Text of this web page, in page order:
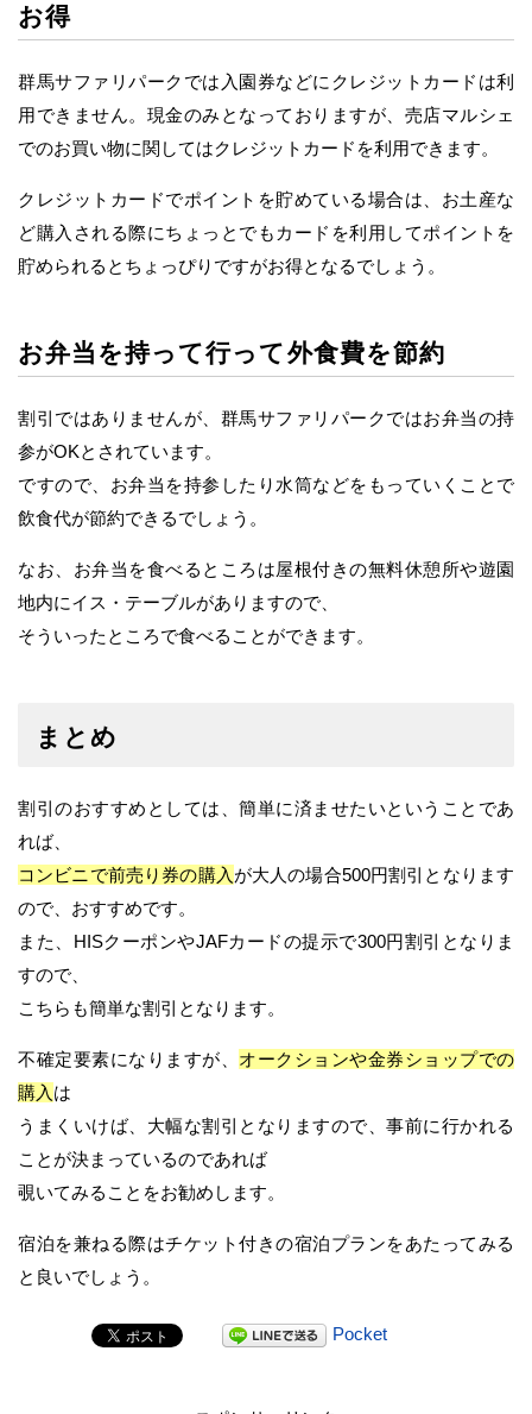
お得
群馬サファリパークでは入園券などにクレジットカードは利
用できません。現金のみとなっておりますが、売店マルシェ
でのお買い物に関してはクレジットカードを利用できます。
クレジットカードでポイントを貯めている場合は、お土産な
ど購入される際にちょっとでもカードを利用してポイントを
貯められるとちょっぴりですがお得となるでしょう。
お弁当を持って行って外食費を節約
割引ではありませんが、群馬サファリパークではお弁当の持
参がOKとされています。
ですので、お弁当を持参したり水筒などをもっていくことで
飲食代が節約できるでしょう。
なお、お弁当を食べるところは屋根付きの無料休憩所や遊園
地内にイス・テーブルがありますので、
そういったところで食べることができます。
まとめ
割引のおすすめとしては、簡単に済ませたいということであ
れば、
コンビニで前売り券の購入 が大人の場合500円割引となります
ので、おすすめです。
また、HISクーポンやJAFカードの提示で300円割引となりま
すので、
こちらも簡単な割引となります。
不確定要素になりますが、 オークションや金券ショップでの
購入 は
うまくいけば、大幅な割引となりますので、事前に行かれる
ことが決まっているのであれば
覗いてみることをお勧めします。
宿泊を兼ねる際はチケット付きの宿泊プランをあたってみる
と良いでしょう。
Pocket